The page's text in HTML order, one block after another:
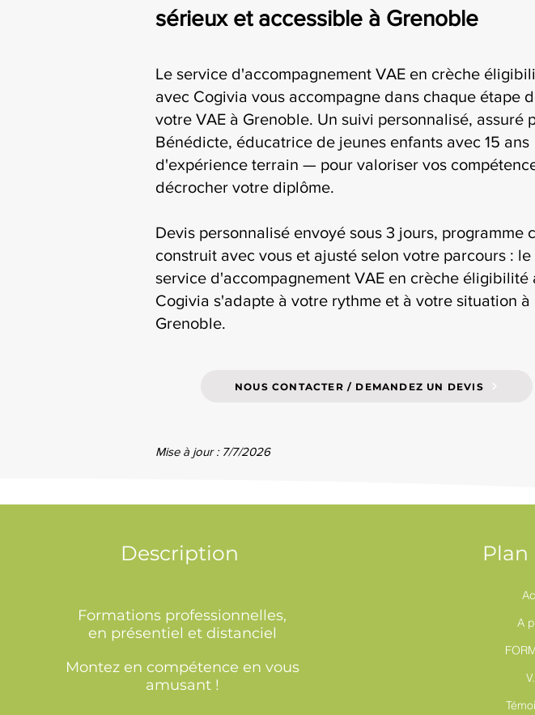
sérieux et accessible à Grenoble
Le service d'accompagnement VAE en crèche
avec Cogivia vous accompagne dans chaque étape
votre VAE à Grenoble. Un suivi personnalisé, assuré
Bénédicte, éducatrice de jeunes enfants avec 15 ans
d'expérience terrain — pour valoriser vos
décrocher votre diplôme.
Devis personnalisé envoyé sous 3 jours, programme
construit avec vous et ajusté selon votre parcours : le
service d'accompagnement VAE en crèche éligibilité
Cogivia s'adapte à votre rythme et à votre situation à
Grenoble.
NOUS CONTACTER / DEMANDEZ UN DEVIS
Mise à jour : 7/7/2026
Description
Formations professionnelles,
en présentiel et distanciel
Montez en compétence en vous
amusant !
Plan
A